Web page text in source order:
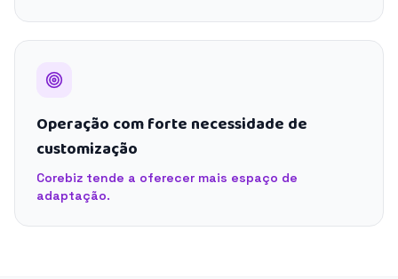
Operação com forte necessidade de
customização
Corebiz tende a oferecer mais espaço de
adaptação.